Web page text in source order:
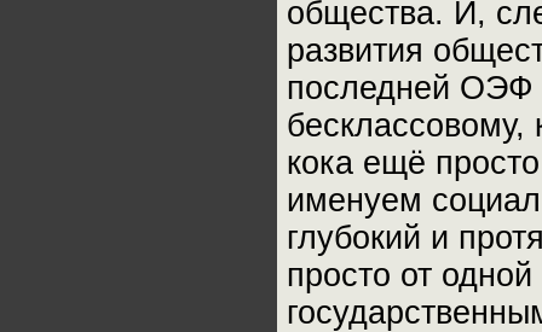
общества. И,
развития
последней ОЭФ
бесклассовому,
кока ещё
именуем
глубокий и
просто от